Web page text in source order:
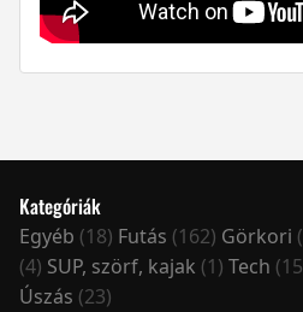
Kategóriák
Egyéb (18) Futás (162) Görkori
(4) SUP, szörf, kajak (1) Tech
Úszás (23)